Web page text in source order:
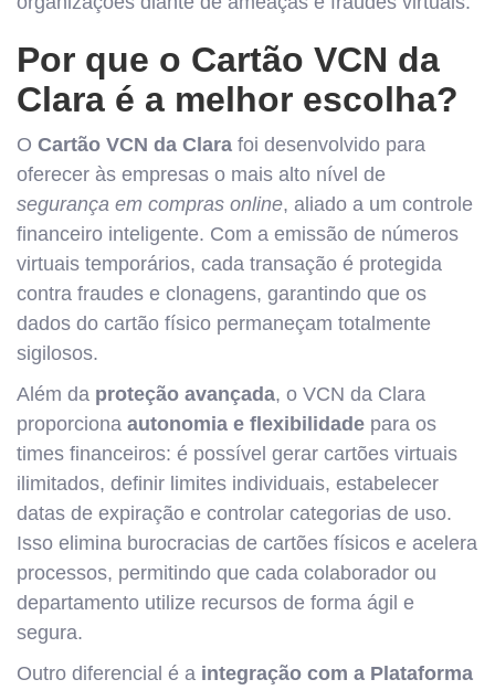
Por que o Cartão VCN da
Clara é a melhor escolha?
O Cartão VCN da Clara foi desenvolvido para
oferecer às empresas o mais alto nível de
segurança em compras online, aliado a um controle
financeiro inteligente. Com a emissão de números
virtuais temporários, cada transação é protegida
contra fraudes e clonagens, garantindo que os
dados do cartão físico permaneçam totalmente
sigilosos.
Além da proteção avançada, o VCN da Clara
proporciona autonomia e flexibilidade para os
times financeiros: é possível gerar cartões virtuais
ilimitados, definir limites individuais, estabelecer
datas de expiração e controlar categorias de uso.
Isso elimina burocracias de cartões físicos e acelera
processos, permitindo que cada colaborador ou
departamento utilize recursos de forma ágil e
segura.
Outro diferencial é a integração com a Plataforma